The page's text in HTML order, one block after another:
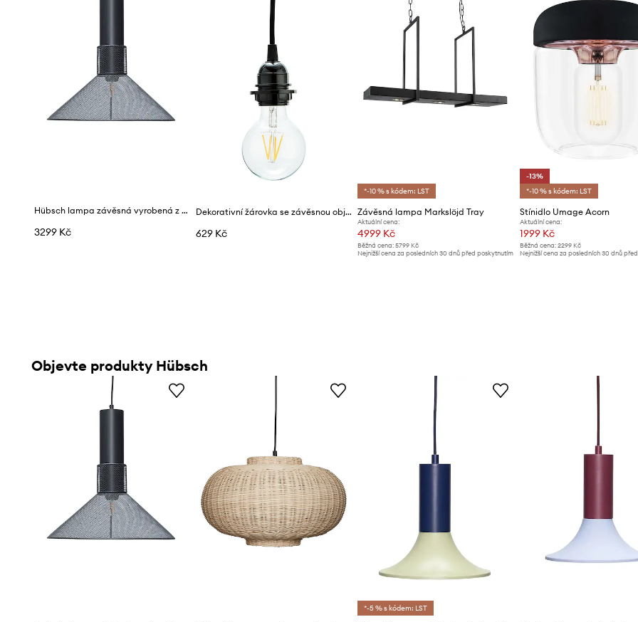
Hübsch lampa závěsná vyrobená z ratanu 40 x 42 cm
3299 Kč
Dekorativní žárovka se závěsnou objímkou Madam Stoltz
629 Kč
*-10 % s kódem: LST
Závěsná lampa Markslöjd Tray
Aktuální cena:
4999 Kč
Běžná cena: 5799 Kč
Nejnižší cena za posledních 30 dnů před poskytnutím
-13%
*-10 % s kódem: LST
Stínidlo Umage Acorn
Aktuální cena:
1999 Kč
Běžná cena: 2299 Kč
Nejnižší cena za posledních 30 dnů
Objevte produkty Hübsch
*-5 % s kódem: LST